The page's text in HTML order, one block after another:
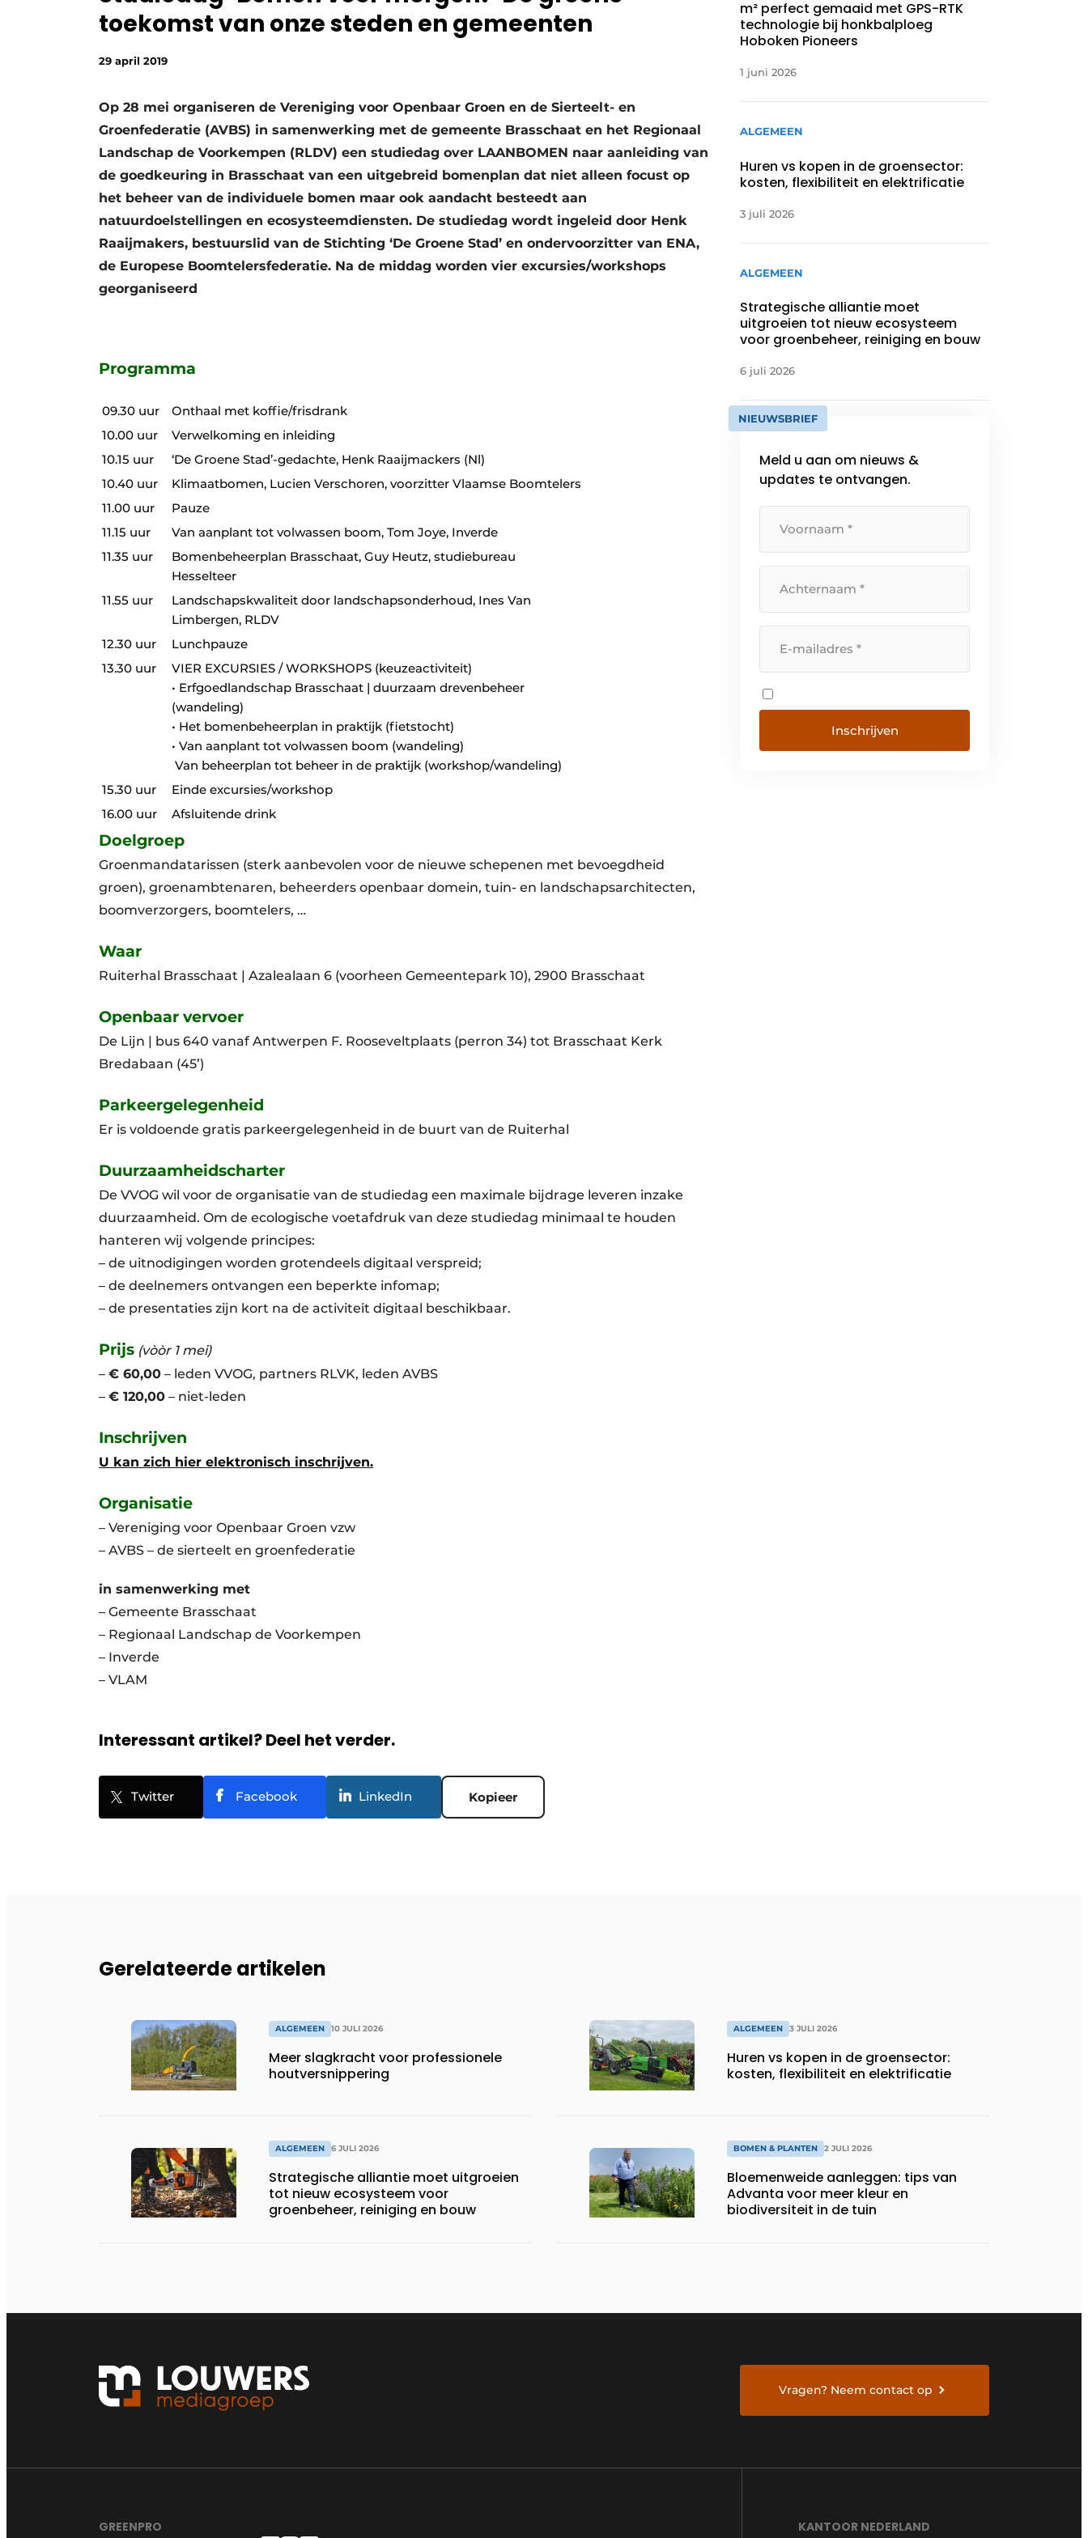
Vacature aanmelden
toekomst van onze steden en gemeenten
29 april 2019
Op 28 mei organiseren de Vereniging voor Openbaar Groen en de Sierteelt- en
Groenfederatie (AVBS) in samenwerking met de gemeente Brasschaat en het Regionaal
Landschap de Voorkempen (RLDV) een studiedag over LAANBOMEN naar aanleiding van
de goedkeuring in Brasschaat van een uitgebreid bomenplan dat niet alleen focust op
het beheer van de individuele bomen maar ook aandacht besteedt aan
natuurdoelstellingen en ecosysteemdiensten. De studiedag wordt ingeleid door Henk
Raaijmakers, bestuurslid van de Stichting ‘De Groene Stad’ en ondervoorzitter van ENA,
de Europese Boomtelersfederatie. Na de middag worden vier excursies/workshops
georganiseerd
Programma
09.30 uur
Onthaal met koffie/frisdrank
10.00 uur
Verwelkoming en inleiding
10.15 uur
‘De Groene Stad’-gedachte, Henk Raaijmackers (Nl)
10.40 uur
Klimaatbomen, Lucien Verschoren, voorzitter Vlaamse Boomtelers
11.00 uur
Pauze
11.15 uur
Van aanplant tot volwassen boom, Tom Joye, Inverde
11.35 uur
Bomenbeheerplan Brasschaat, Guy Heutz, studiebureau
Hesselteer
11.55 uur
Landschapskwaliteit door landschapsonderhoud, Ines Van
Limbergen, RLDV
12.30 uur
Lunchpauze
13.30 uur
VIER EXCURSIES / WORKSHOPS (keuzeactiviteit)
• Erfgoedlandschap Brasschaat | duurzaam drevenbeheer
(wandeling)
• Het bomenbeheerplan in praktijk (fietstocht)
• Van aanplant tot volwassen boom (wandeling)
 Van beheerplan tot beheer in de praktijk (workshop/wandeling)
15.30 uur
Einde excursies/workshop
16.00 uur
Afsluitende drink
Doelgroep
Groenmandatarissen (sterk aanbevolen voor de nieuwe schepenen met bevoegdheid
groen), groenambtenaren, beheerders openbaar domein, tuin- en landschapsarchitecten,
boomverzorgers, boomtelers, …
Waar
Ruiterhal Brasschaat | Azalealaan 6 (voorheen Gemeentepark 10), 2900 Brasschaat
Openbaar vervoer
De Lijn | bus 640 vanaf Antwerpen F. Rooseveltplaats (perron 34) tot Brasschaat Kerk
Bredabaan (45’)
Parkeergelegenheid
Er is voldoende gratis parkeergelegenheid in de buurt van de Ruiterhal
Duurzaamheidscharter
De VVOG wil voor de organisatie van de studiedag een maximale bijdrage leveren inzake
duurzaamheid. Om de ecologische voetafdruk van deze studiedag minimaal te houden
hanteren wij volgende principes:
– de uitnodigingen worden grotendeels digitaal verspreid;
– de deelnemers ontvangen een beperkte infomap;
– de presentaties zijn kort na de activiteit digitaal beschikbaar.
Prijs (vòòr 1 mei)
– € 60,00 – leden VVOG, partners RLVK, leden AVBS
– € 120,00 – niet-leden
Inschrijven
U kan zich hier elektronisch inschrijven.
Organisatie
– Vereniging voor Openbaar Groen vzw
– AVBS – de sierteelt en groenfederatie
in samenwerking met
– Gemeente Brasschaat
– Regionaal Landschap de Voorkempen
– Inverde
– VLAM
Interessant artikel? Deel het verder.
Twitter Facebook LinkedIn Kopieer
m² perfect gemaaid met GPS-RTK
technologie bij honkbalploeg
Hoboken Pioneers
1 juni 2026
ALGEMEEN
Huren vs kopen in de groensector:
kosten, flexibiliteit en elektrificatie
3 juli 2026
ALGEMEEN
Strategische alliantie moet
uitgroeien tot nieuw ecosysteem
voor groenbeheer, reiniging en bouw
6 juli 2026
NIEUWSBRIEF
Meld u aan om nieuws &
updates te ontvangen.
Gerelateerde artikelen
ALGEMEEN 10 JULI 2026
Meer slagkracht voor professionele
houtversnippering
ALGEMEEN 6 JULI 2026
Strategische alliantie moet uitgroeien
tot nieuw ecosysteem voor
groenbeheer, reiniging en bouw
ALGEMEEN 3 JULI 2026
Huren vs kopen in de groensector:
kosten, flexibiliteit en elektrificatie
BOMEN & PLANTEN 2 JULI 2026
Bloemenweide aanleggen: tips van
Advanta voor meer kleur en
biodiversiteit in de tuin
Vragen? Neem contact op
GREENPRO KANTOOR NEDERLAND